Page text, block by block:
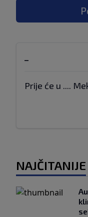
Prije će u ....
NAJČITANIJE